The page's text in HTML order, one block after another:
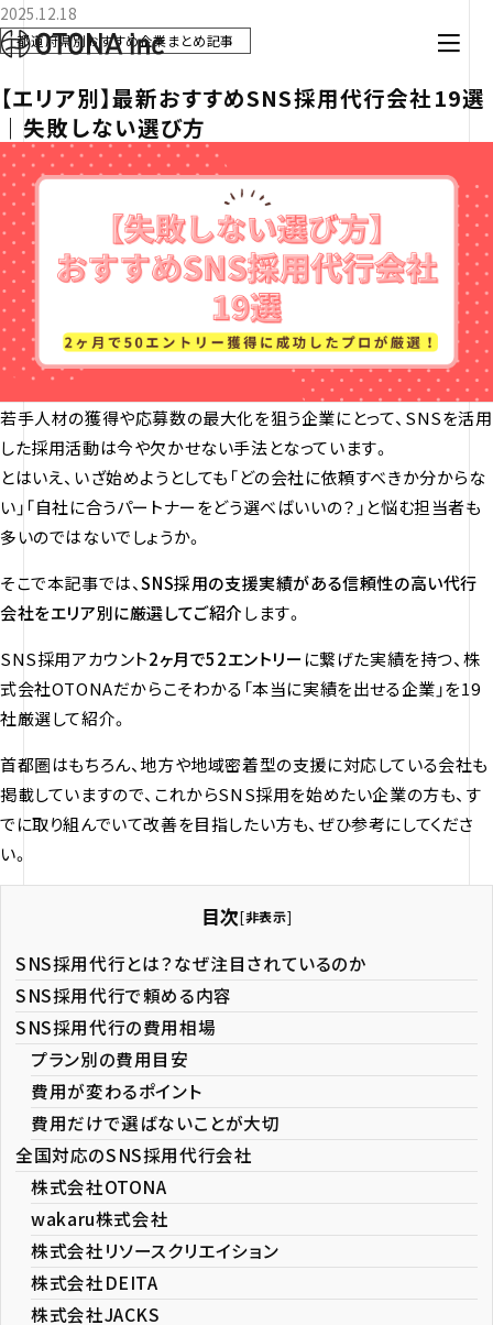
2025.12.18
都道府県別おすすめ企業まとめ記事
【エリア別】最新おすすめSNS採用代行会社19選
｜失敗しない選び方
若手人材の獲得や応募数の最大化を狙う企業にとって、SNSを活用
した採用活動は今や欠かせない手法となっています。
とはいえ、いざ始めようとしても「どの会社に依頼すべきか分からな
い」「自社に合うパートナーをどう選べばいいの？」と悩む担当者も
多いのではないでしょうか。
そこで本記事では、SNS採用の支援実績がある信頼性の高い代行
会社をエリア別に厳選してご紹介します。
SNS採用アカウント2ヶ月で52エントリー に繋げた実績を持つ、株
式会社OTONAだからこそわかる「本当に実績を出せる企業」を19
社厳選して紹介。
首都圏はもちろん、地方や地域密着型の支援に対応している会社も
掲載していますので、これからSNS採用を始めたい企業の方も、す
でに取り組んでいて改善を目指したい方も、ぜひ参考にしてくださ
い。
目次[非表示]
SNS採用代行とは？なぜ注目されているのか
SNS採用代行で頼める内容
SNS採用代行の費用相場
プラン別の費用目安
費用が変わるポイント
費用だけで選ばないことが大切
全国対応のSNS採用代行会社
株式会社OTONA
wakaru株式会社
株式会社リソースクリエイション
株式会社DEITA
株式会社JACKS